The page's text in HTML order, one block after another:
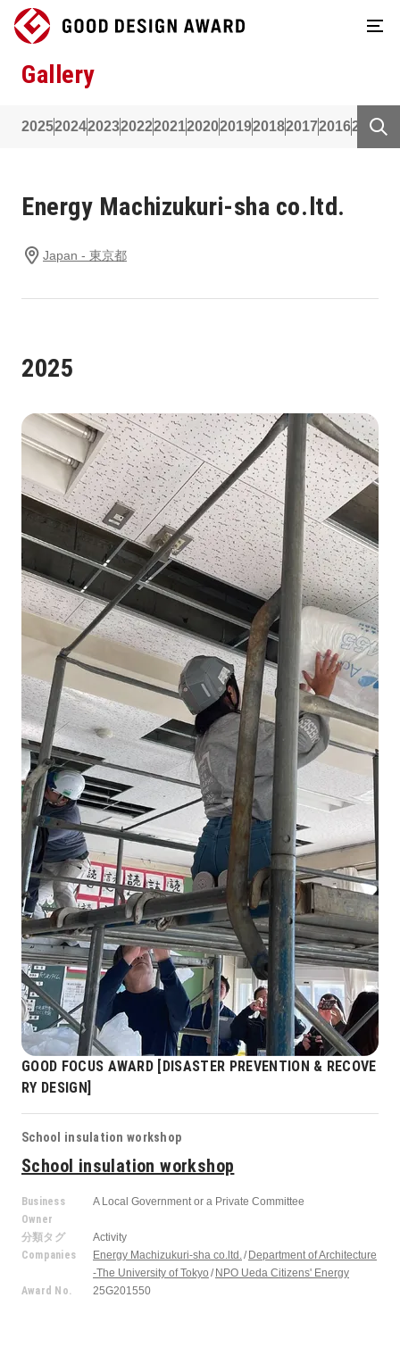
Gallery
20252024202320222021202020192018201720162015
Energy Machizukuri-sha co.ltd.
Japan - 東京都
2025
GOOD FOCUS AWARD [DISASTER PREVENTION & RECOVE
RY DESIGN]
School insulation workshop
School insulation workshop
Business
Owner
A Local Government or a Private Committee
分類タグ
Activity
Companies
Energy Machizukuri-sha co.ltd.
Department of Architecture
-The University of Tokyo
NPO Ueda Citizens' Energy
Award No.
25G201550